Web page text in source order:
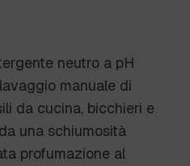
neutro a pH
manuale di
da cucina, bicchieri e
una schiumosità
profumazione al